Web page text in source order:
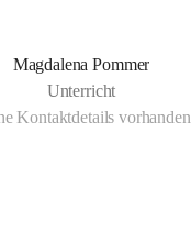
Magdalena Pommer
Unterricht
Kontaktdetails vorhanden